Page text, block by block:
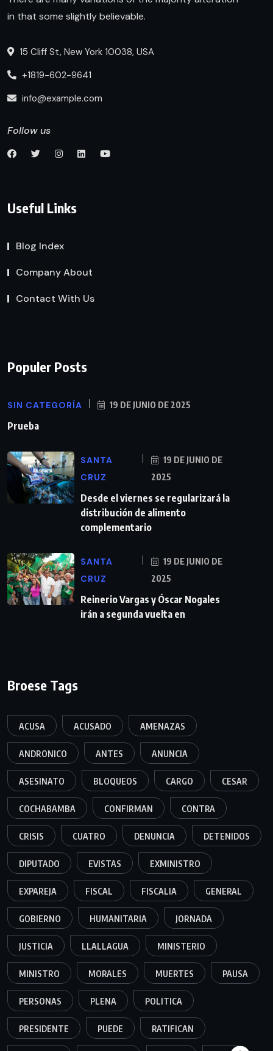
in that some slightly believable.
15 Cliff St, New York 10038, USA
+1819-602-9641
info@example.com
Follow us
Useful Links
Blog Index
Company About
Contact With Us
Populer Posts
SIN CATEGORÍA 19 DE JUNIO DE 2025
Prueba
SANTA
CRUZ
19 DE JUNIO DE
2025
Desde el viernes se regularizará la
distribución de alimento
complementario
SANTA
CRUZ
19 DE JUNIO DE
2025
Reinerio Vargas y Óscar Nogales
irán a segunda vuelta en
Broese Tags
ACUSA ACUSADO AMENAZAS
ANDRONICO ANTES ANUNCIA
ASESINATO BLOQUEOS CARGO CESAR
COCHABAMBA CONFIRMAN CONTRA
CRISIS CUATRO DENUNCIA DETENIDOS
DIPUTADO EVISTAS EXMINISTRO
EXPAREJA FISCAL FISCALIA GENERAL
GOBIERNO HUMANITARIA JORNADA
JUSTICIA LLALLAGUA MINISTERIO
MINISTRO MORALES MUERTES PAUSA
PERSONAS PLENA POLITICA
PRESIDENTE PUEDE RATIFICAN